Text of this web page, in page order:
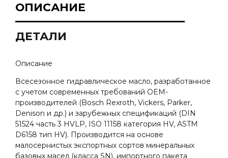
ОПИСАНИЕ
ДЕТАЛИ
Описание
Всесезонное гидравлическое масло, разработанное
с учетом современных требований OEM-
производителей (Bosch Rexroth, Vickers, Parker,
Denison и др.) и зарубежных спецификаций (DIN
51524 часть 3 HVLP, ISO 11158 категория HV, ASTM
D6158 тип HV). Производится на основе
малосернистых экспортных сортов минеральных
базовых масел (класса SN), импортного пакета